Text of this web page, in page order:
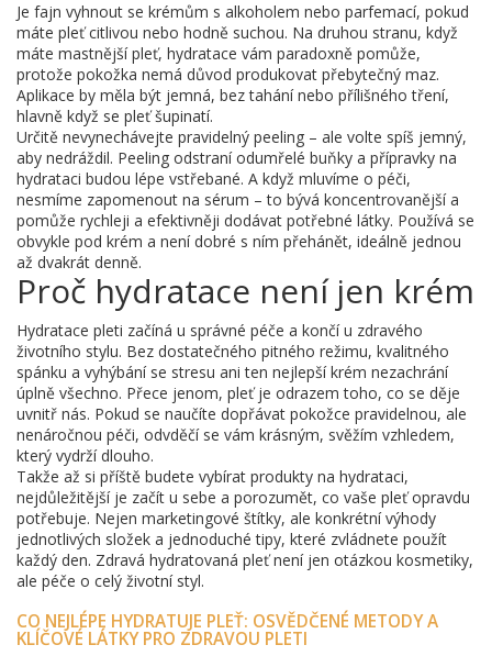
Je fajn vyhnout se krémům s alkoholem nebo parfemací, pokud
máte pleť citlivou nebo hodně suchou. Na druhou stranu, když
máte mastnější pleť, hydratace vám paradoxně pomůže,
protože pokožka nemá důvod produkovat přebytečný maz.
Aplikace by měla být jemná, bez tahání nebo přílišného tření,
hlavně když se pleť šupinatí.
Určitě nevynechávejte pravidelný peeling – ale volte spíš jemný,
aby nedráždil. Peeling odstraní odumřelé buňky a přípravky na
hydrataci budou lépe vstřebané. A když mluvíme o péči,
nesmíme zapomenout na sérum – to bývá koncentrovanější a
pomůže rychleji a efektivněji dodávat potřebné látky. Používá se
obvykle pod krém a není dobré s ním přehánět, ideálně jednou
až dvakrát denně.
Proč hydratace není jen krém
Hydratace pleti začíná u správné péče a končí u zdravého
životního stylu. Bez dostatečného pitného režimu, kvalitného
spánku a vyhýbání se stresu ani ten nejlepší krém nezachrání
úplně všechno. Přece jenom, pleť je odrazem toho, co se děje
uvnitř nás. Pokud se naučíte dopřávat pokožce pravidelnou, ale
nenáročnou péči, odvděčí se vám krásným, svěžím vzhledem,
který vydrží dlouho.
Takže až si příště budete vybírat produkty na hydrataci,
nejdůležitější je začít u sebe a porozumět, co vaše pleť opravdu
potřebuje. Nejen marketingové štítky, ale konkrétní výhody
jednotlivých složek a jednoduché tipy, které zvládnete použít
každý den. Zdravá hydratovaná pleť není jen otázkou kosmetiky,
ale péče o celý životní styl.
CO NEJLÉPE HYDRATUJE PLEŤ: OSVĚDČENÉ METODY A
KLÍČOVÉ LÁTKY PRO ZDRAVOU PLETI